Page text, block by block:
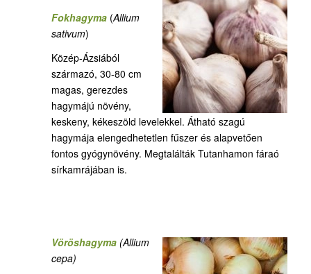
Fokhagyma(Allium
sativum)
Közép-Ázsiából
származó, 30-80 cm
magas, gerezdes
hagymájú növény,
keskeny, kékeszöld levelekkel. Átható szagú
hagymája elengedhetetlen fűszer és alapvetően
fontos gyógynövény. Megtalálták Tutanhamon fáraó
sírkamrájában is.
Vöröshagyma(Allium
cepa)